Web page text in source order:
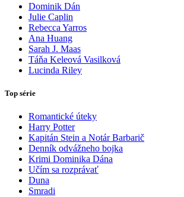
Dominik Dán
Julie Caplin
Rebecca Yarros
Ana Huang
Sarah J. Maas
Táňa Keleová Vasilková
Lucinda Riley
Top série
Romantické úteky
Harry Potter
Kapitán Stein a Notár Barbarič
Denník odvážneho bojka
Krimi Dominika Dána
Učím sa rozprávať
Duna
Smradi